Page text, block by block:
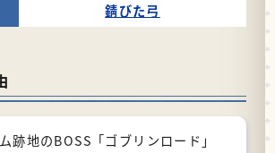
錆びた弓
跡地のBOSS「ゴブリンロード」